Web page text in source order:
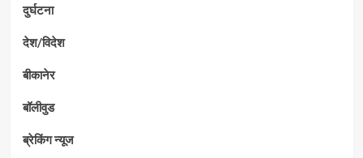
दुर्घटना
देश/विदेश
बीकानेर
बॉलीवुड
ब्रेकिंग न्यूज